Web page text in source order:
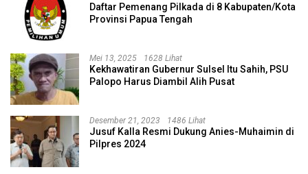
Daftar Pemenang Pilkada di 8 Kabupaten/Kota
Provinsi Papua Tengah
Mei 13, 2025 1628 Lihat
Kekhawatiran Gubernur Sulsel Itu Sahih, PSU
Palopo Harus Diambil Alih Pusat
Desember 21, 2023 1486 Lihat
Jusuf Kalla Resmi Dukung Anies-Muhaimin di
Pilpres 2024